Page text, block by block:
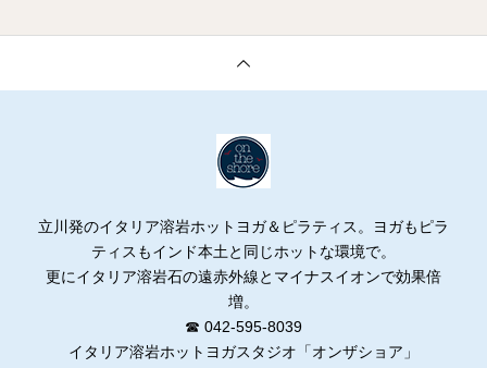
立川発のイタリア溶岩ホットヨガ＆ピラティス。ヨガもピラ
ティスもインド本土と同じホットな環境で。
更にイタリア溶岩石の遠赤外線とマイナスイオンで効果倍
増。
☎ 042-595-8039
イタリア溶岩ホットヨガスタジオ「オンザショア」